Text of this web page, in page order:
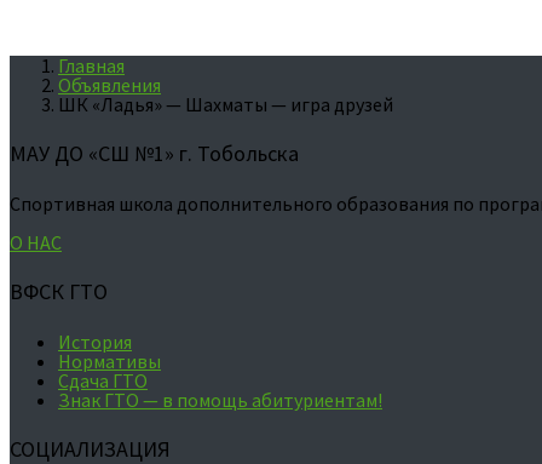
Главная
Объявления
ШК «Ладья» — Шахматы — игра друзей
МАУ ДО «СШ №1» г. Тобольска
Спортивная школа дополнительного образования по
О НАС
ВФСК ГТО
История
Нормативы
Сдача ГТО
Знак ГТО — в помощь абитуриентам!
СОЦИАЛИЗАЦИЯ